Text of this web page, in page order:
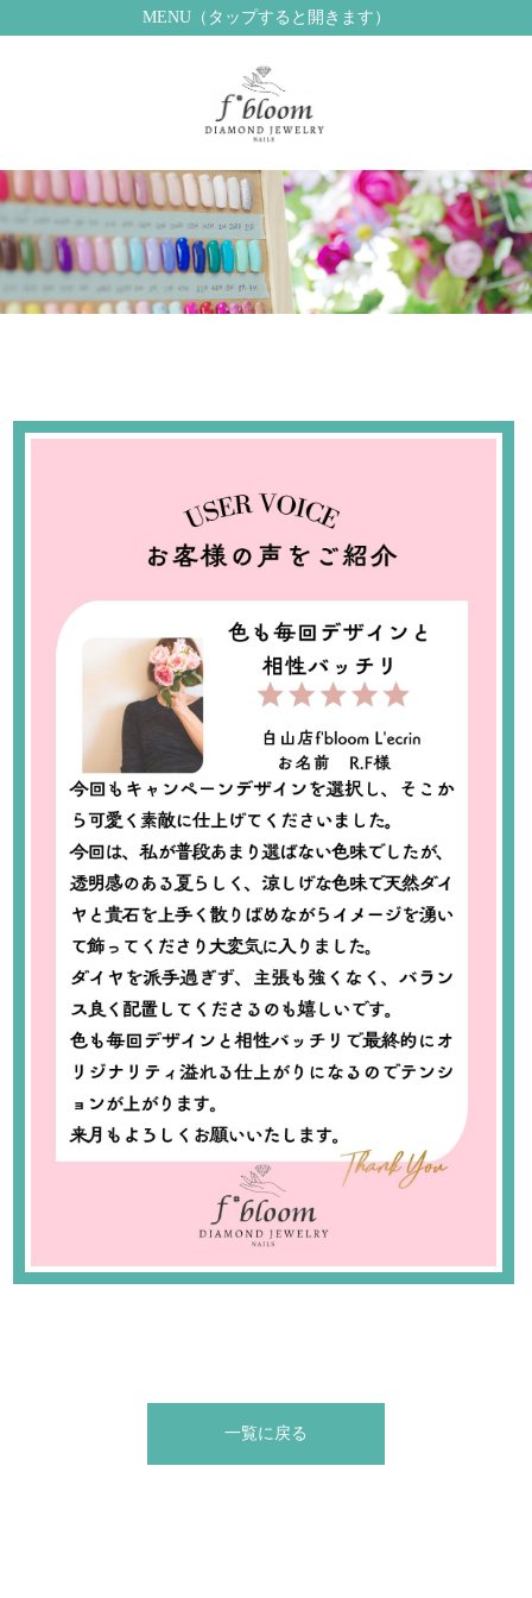
一覧に戻る
MENU（タップすると開きます）